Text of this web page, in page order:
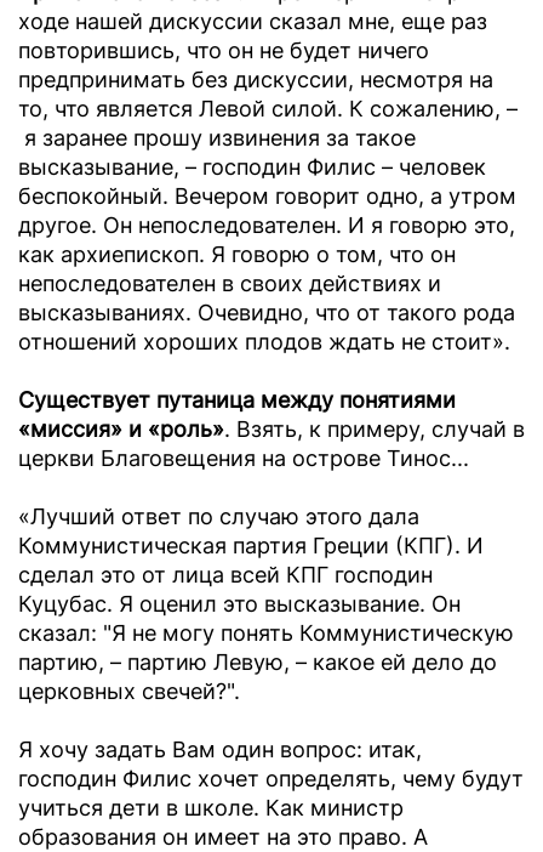
ходе нашей дискуссии сказал мне, еще раз
повторившись, что он не будет ничего
предпринимать без дискуссии, несмотря на
то, что является Левой силой. К сожалению, –
я заранее прошу извинения за такое
высказывание, – господин Филис – человек
беспокойный. Вечером говорит одно, а утром
другое. Он непоследователен. И я говорю это,
как архиепископ. Я говорю о том, что он
непоследователен в своих действиях и
высказываниях. Очевидно, что от такого рода
отношений хороших плодов ждать не стоит».
Существует путаница между понятиями
«миссия» и «роль». Взять, к примеру, случай в
церкви Благовещения на острове Тинос...
«Лучший ответ по случаю этого дала
Коммунистическая партия Греции (КПГ). И
сделал это от лица всей КПГ господин
Куцубас. Я оценил это высказывание. Он
сказал: "Я не могу понять Коммунистическую
партию, – партию Левую, – какое ей дело до
церковных свечей?".
Я хочу задать Вам один вопрос: итак,
господин Филис хочет определять, чему будут
учиться дети в школе. Как министр
образования он имеет на это право. А